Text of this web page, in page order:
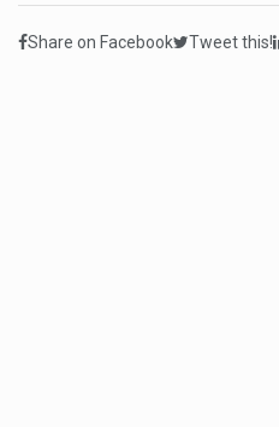
Share on Facebook Tweet this!